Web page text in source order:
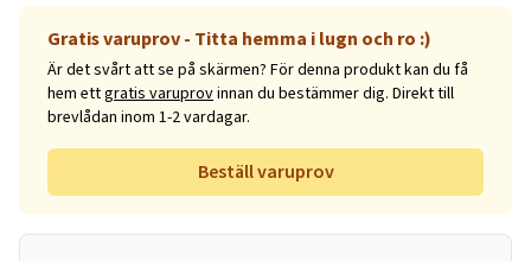
Gratis varuprov - Titta hemma i lugn och ro :)
Är det svårt att se på skärmen? För denna produkt kan du få
hem ettgratis varuprovinnan du bestämmer dig. Direkt till
brevlådan inom 1-2 vardagar.
Beställ varuprov